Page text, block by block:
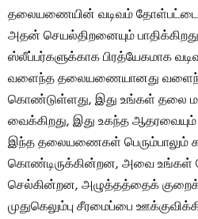
தலையணையின் வடிவம் தோள்பட்டை
அதன் செயல்திறனையும்
ஸ்லீப்பர்களுக்காக பிரத்யேகமாக
வளைந்த தலையணையானது
கொண்டுள்ளது, இது உங்கள் தலை
வைக்கிறது, இது உகந்த ஆதரவையும்
இந்த தலையணைகள் பெரும்பாலும்
கொண்டிருக்கின்றன, அவை உங்கள்
செல்கின்றன, அழுத்தத்தைக்
முதுகெலும்பு சீரமைப்பை